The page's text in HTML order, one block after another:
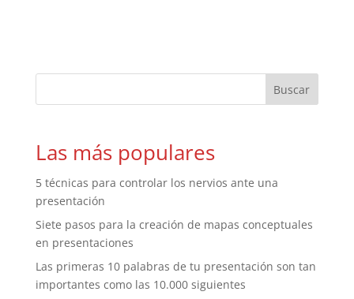
Las más populares
5 técnicas para controlar los nervios ante una
presentación
Siete pasos para la creación de mapas conceptuales
en presentaciones
Las primeras 10 palabras de tu presentación son tan
importantes como las 10.000 siguientes